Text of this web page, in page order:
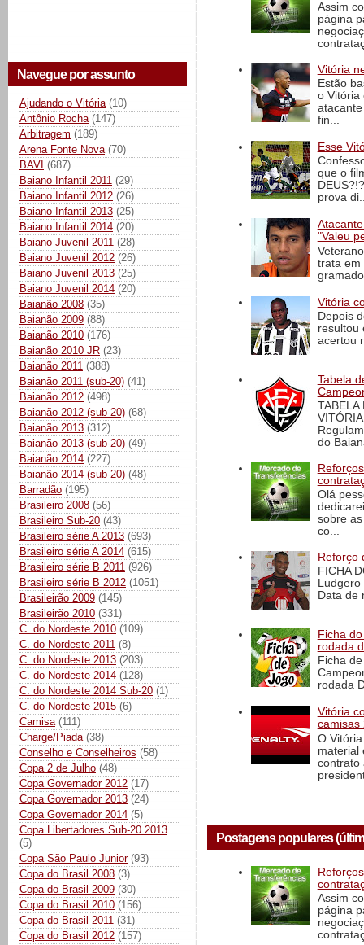
Navegue por assunto
Ajudando o Vitória (10)
Antônio Rocha (147)
Arbitragem (189)
Arena Fonte Nova (70)
BAVI (687)
Baiano Infantil 2011 (29)
Baiano Infantil 2012 (26)
Baiano Infantil 2013 (25)
Baiano Infantil 2014 (20)
Baiano Juvenil 2011 (28)
Baiano Juvenil 2012 (26)
Baiano Juvenil 2013 (25)
Baiano Juvenil 2014 (20)
Baianão 2008 (35)
Baianão 2009 (88)
Baianão 2010 (176)
Baianão 2010 JR (23)
Baianão 2011 (388)
Baianão 2011 (sub-20) (41)
Baianão 2012 (498)
Baianão 2012 (sub-20) (68)
Baianão 2013 (312)
Baianão 2013 (sub-20) (49)
Baianão 2014 (227)
Baianão 2014 (sub-20) (48)
Barradão (195)
Brasileiro 2008 (56)
Brasileiro Sub-20 (43)
Brasileiro série A 2013 (693)
Brasileiro série A 2014 (615)
Brasileiro série B 2011 (926)
Brasileiro série B 2012 (1051)
Brasileirão 2009 (145)
Brasileirão 2010 (331)
C. do Nordeste 2010 (109)
C. do Nordeste 2011 (8)
C. do Nordeste 2013 (203)
C. do Nordeste 2014 (128)
C. do Nordeste 2014 Sub-20 (1)
C. do Nordeste 2015 (6)
Camisa (111)
Charge/Piada (38)
Conselho e Conselheiros (58)
Copa 2 de Julho (48)
Copa Governador 2012 (17)
Copa Governador 2013 (24)
Copa Governador 2014 (5)
Copa Libertadores Sub-20 2013
(5)
Copa São Paulo Junior (93)
Copa do Brasil 2008 (3)
Copa do Brasil 2009 (30)
Copa do Brasil 2010 (156)
Copa do Brasil 2011 (31)
Copa do Brasil 2012 (157)
Assim
página
Vitória
Estão
o Vitória
fin...
Esse
que o
prova
"Valeu
trata em
Vitória
Depois
resultou
acertou
Tabela
TABELA
do
Olá
sobre
co...
Reforço
FICHA
Data de
Ficha
rodada
Ficha
rodada
Vitória
camisas
O
material
contrato
Postagens populares
Assim
página